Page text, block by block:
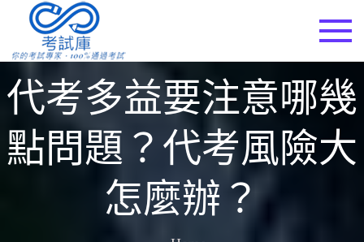
content
代考多益要注意哪幾
點問題？代考風險大
怎麼辦？